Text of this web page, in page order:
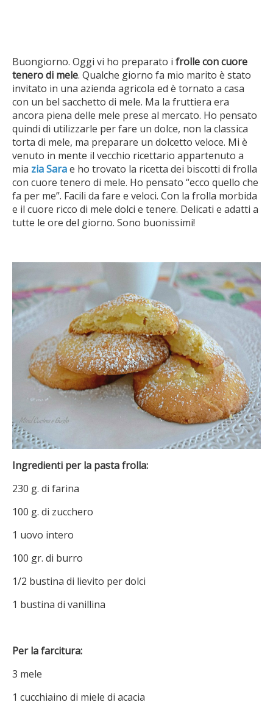
Buongiorno. Oggi vi ho preparato i frolle con cuore
tenero di mele. Qualche giorno fa mio marito è stato
invitato in una azienda agricola ed è tornato a casa
con un bel sacchetto di mele. Ma la fruttiera era
ancora piena delle mele prese al mercato. Ho pensato
quindi di utilizzarle per fare un dolce, non la classica
torta di mele, ma preparare un dolcetto veloce. Mi è
venuto in mente il vecchio ricettario appartenuto a
mia zia Sarae ho trovato la ricetta dei biscotti di frolla
con cuore tenero di mele. Ho pensato “ecco quello che
fa per me”. Facili da fare e veloci. Con la frolla morbida
e il cuore ricco di mele dolci e tenere. Delicati e adatti a
tutte le ore del giorno. Sono buonissimi!
Ingredienti per la pasta frolla:
230 g. di farina
100 g. di zucchero
1 uovo intero
100 gr. di burro
1/2 bustina di lievito per dolci
1 bustina di vanillina
Per la farcitura:
3 mele
1 cucchiaino di miele di acacia